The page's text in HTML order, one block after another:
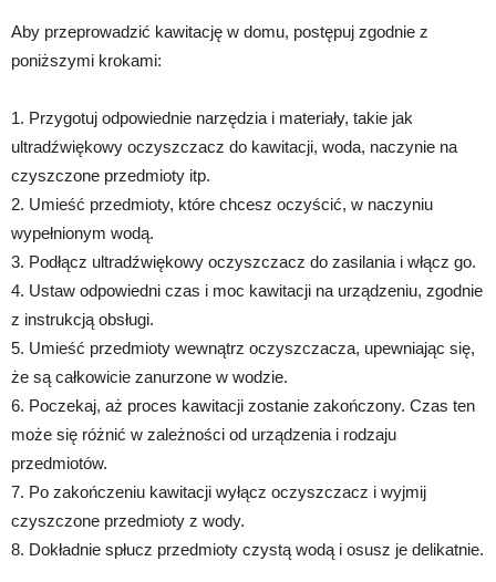
Aby przeprowadzić kawitację w domu, postępuj zgodnie z
poniższymi krokami:
1. Przygotuj odpowiednie narzędzia i materiały, takie jak
ultradźwiękowy oczyszczacz do kawitacji, woda, naczynie na
czyszczone przedmioty itp.
2. Umieść przedmioty, które chcesz oczyścić, w naczyniu
wypełnionym wodą.
3. Podłącz ultradźwiękowy oczyszczacz do zasilania i włącz go.
4. Ustaw odpowiedni czas i moc kawitacji na urządzeniu, zgodnie
z instrukcją obsługi.
5. Umieść przedmioty wewnątrz oczyszczacza, upewniając się,
że są całkowicie zanurzone w wodzie.
6. Poczekaj, aż proces kawitacji zostanie zakończony. Czas ten
może się różnić w zależności od urządzenia i rodzaju
przedmiotów.
7. Po zakończeniu kawitacji wyłącz oczyszczacz i wyjmij
czyszczone przedmioty z wody.
8. Dokładnie spłucz przedmioty czystą wodą i osusz je delikatnie.